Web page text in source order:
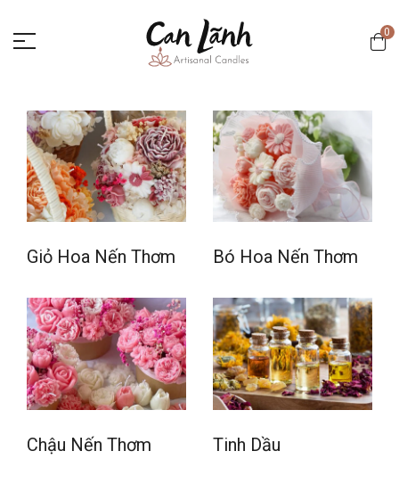
0
Giỏ Hoa Nến Thơm Bó Hoa Nến Thơm
Chậu Nến Thơm Tinh Dầu